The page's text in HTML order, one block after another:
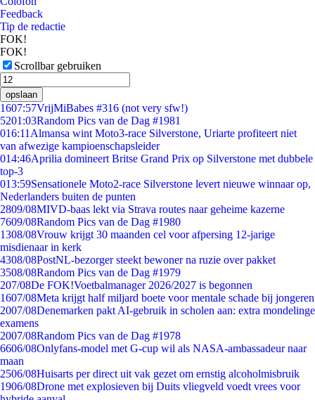
Feedback
Tip de redactie
FOK!
FOK!
Scrollbar gebruiken
opslaan
1607:57VrijMiBabes #316 (not very sfw!)
5201:03Random Pics van de Dag #1981
016:11 Almansa wint Moto3-race Silverstone, Uriarte profiteert niet
van afwezige kampioenschapsleider
014:46Aprilia domineert Britse Grand Prix op Silverstone met dubbele
top-3
013:59Sensationele Moto2-race Silverstone levert nieuwe winnaar op,
Nederlanders buiten de punten
2809/08MIVD-baas lekt via Strava routes naar geheime kazerne
7609/08Random Pics van de Dag #1980
1308/08Vrouw krijgt 30 maanden cel voor afpersing 12-jarige
misdienaar in kerk
4308/08PostNL-bezorger steekt bewoner na ruzie over pakket
3508/08Random Pics van de Dag #1979
207/08De FOK!Voetbalmanager 2026/2027 is begonnen
1607/08Meta krijgt half miljard boete voor mentale schade bij jongeren
2007/08Denemarken pakt AI-gebruik in scholen aan: extra mondelinge
examens
2007/08Random Pics van de Dag #1978
6606/08Onlyfans-model met G-cup wil als NASA-ambassadeur naar
maan
2506/08Huisarts per direct uit vak gezet om ernstig alcoholmisbruik
1906/08Drone met explosieven bij Duits vliegveld voedt vrees voor